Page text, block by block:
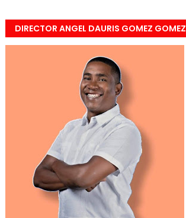
DIRECTOR ANGEL DAURIS GOMEZ GOMEZ